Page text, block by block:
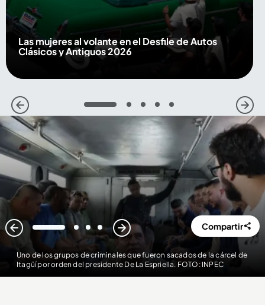
Las mujeres al volante en el Desfile de Autos
Clásicos y Antiguos 2026
1 2 3 4 5
Uno de los grupos de criminales que fueron sacados de la cárcel de
Itagüí por orden del presidente De La Espriella. FOTO: INPEC
1 2 3 4 Compartir